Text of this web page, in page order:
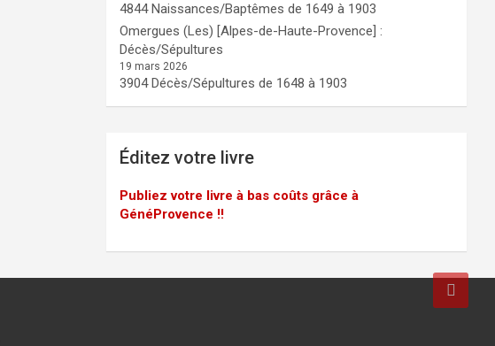
4844 Naissances/Baptêmes de 1649 à 1903
Omergues (Les) [Alpes-de-Haute-Provence] :
Décès/Sépultures
19 mars 2026
3904 Décès/Sépultures de 1648 à 1903
Éditez votre livre
Publiez votre livre à bas coûts grâce à
GénéProvence !!